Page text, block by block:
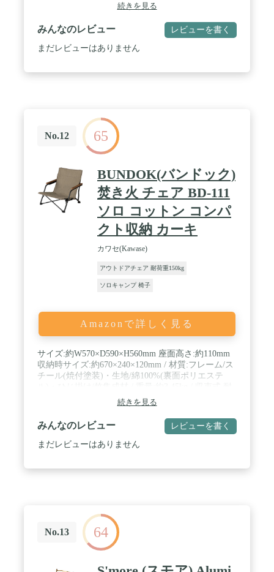
続きを見る
みんなのレビュー レビューを書く
まだレビューはありません
No.12 65
BUNDOK(バンドック)
焚き火 チェア BD-111
ソロ コットン コンパ
クト収納 カーキ
カワセ(Kawase)
アウトドアチェア 耐荷重150kg
ソロキャンプ 椅子
Amazonで詳しく見る
サイズ:約W570×D590×H560mm 座面高さ:約110mm
収納時サイズ:約670×240×120mm / 材質:フレーム/ス
チール(焼付塗装)・生地/綿100%(裏面ポリエステ
荷重/80kg 収納ケース付 / 生産国:中国
続きを見る
みんなのレビュー レビューを書く
まだレビューはありません
No.13 64